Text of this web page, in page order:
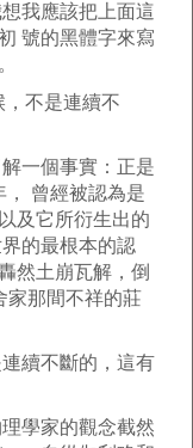
我應該把上面這
號的黑體字來寫
不是連續不
一個事實：正是
， 曾經被認為是
及它所衍生出的
的最根本的認
然土崩瓦解，倒
家那間不祥的莊
續不斷的，這有
學家的觀念截然